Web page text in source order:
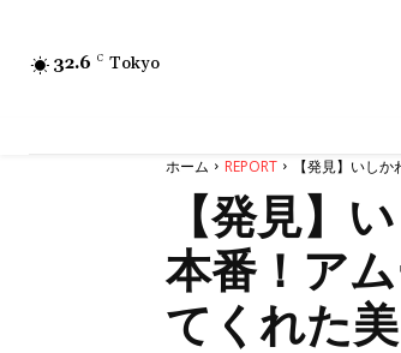
32.6 C Tokyo
ホーム REPORT 【発見】いし
【発見】
本番！ア
てくれた